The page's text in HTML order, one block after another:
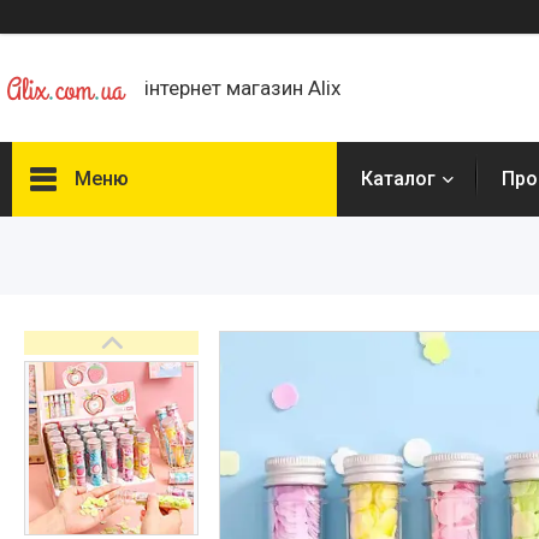
інтернет магазин Alix
Меню Каталог